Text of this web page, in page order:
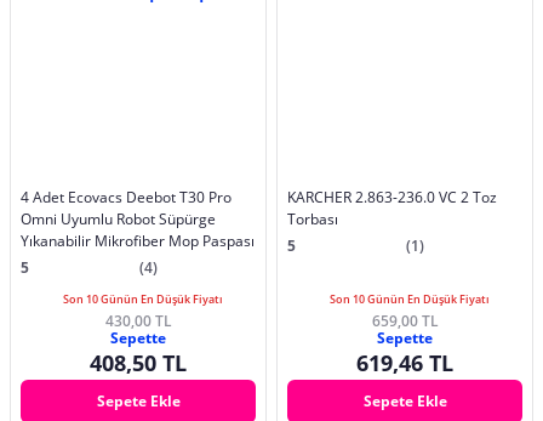
4 Adet Ecovacs Deebot T30 Pro
Omni Uyumlu Robot Süpürge
Yıkanabilir Mikrofiber Mop Paspası
5
(4)
Son 10 Günün En Düşük Fiyatı
430,00 TL
Sepette
408,50 TL
Sepete Ekle
KARCHER 2.863-236.0 VC 2 Toz
Torbası
5
(1)
Son 10 Günün En Düşük Fiyatı
659,00 TL
Sepette
619,46 TL
Sepete Ekle